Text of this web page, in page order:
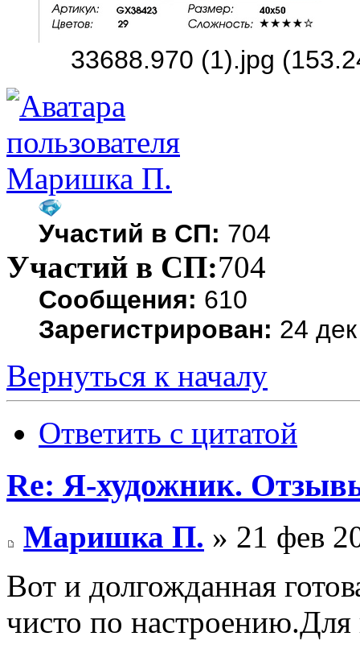
33688.970 (1).jpg
Маришка П.
Участий в СП: 704
Участий в СП:704
Сообщения: 610
Зарегистрирован: 24
Вернуться к началу
Ответить с цитатой
Re: Я-художник.
Маришка П. » 21 фев
Вот и долгожданная
чисто по